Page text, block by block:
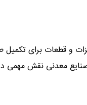
و قطعات برای
معدنی نقش مهمی در